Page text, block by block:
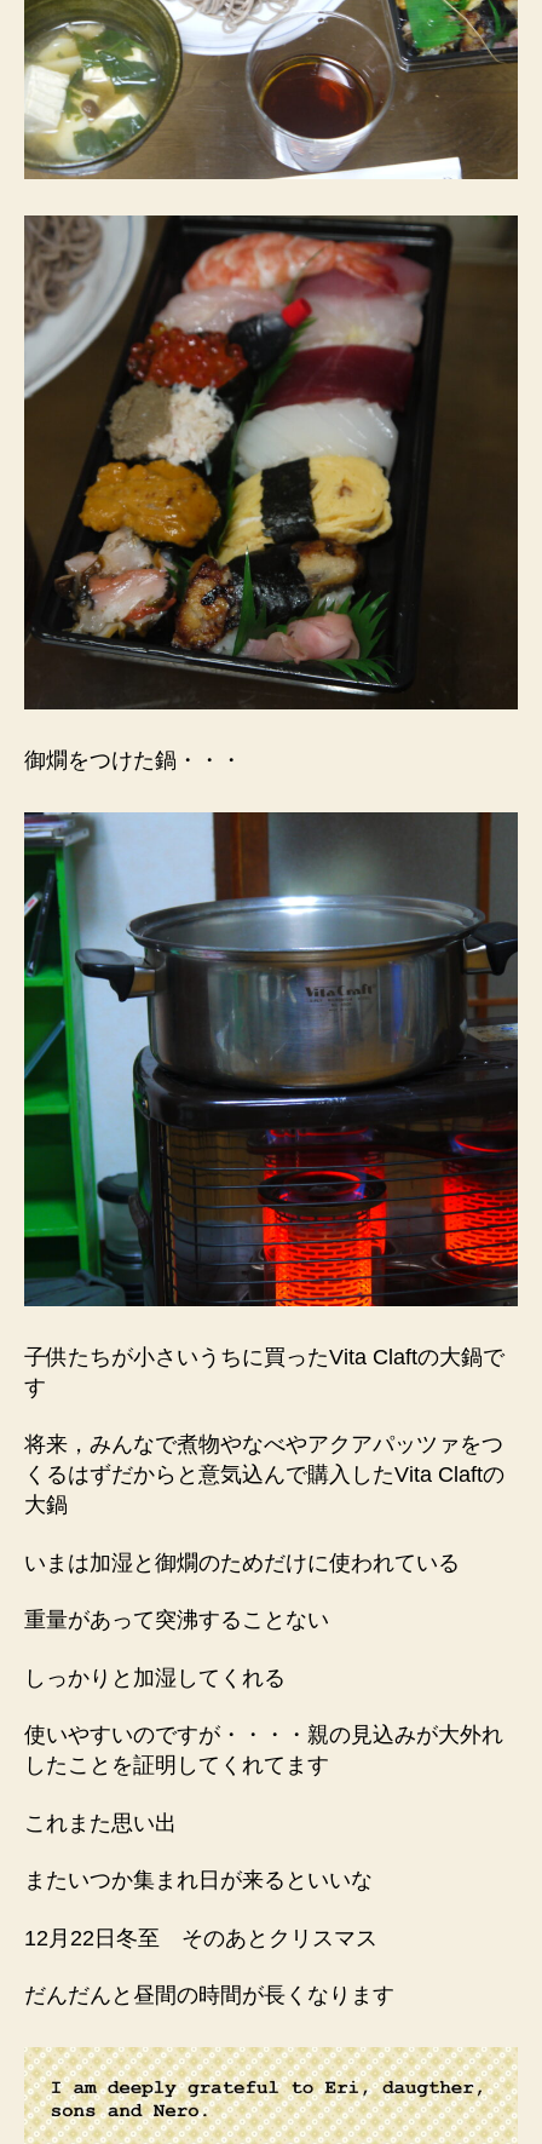
御燗をつけた鍋・・・
子供たちが小さいうちに買ったVita Claftの大鍋で
す
将来，みんなで煮物やなべやアクアパッツァをつ
くるはずだからと意気込んで購入したVita Claftの
大鍋
いまは加湿と御燗のためだけに使われている
重量があって突沸することない
しっかりと加湿してくれる
使いやすいのですが・・・・親の見込みが大外れ
したことを証明してくれてます
これまた思い出
またいつか集まれ日が来るといいな
12月22日冬至 そのあとクリスマス
だんだんと昼間の時間が長くなります